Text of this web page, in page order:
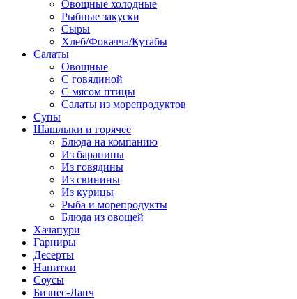
Овощные холодные
Рыбные закуски
Сыры
Хлеб/Фокачча/Кутабы
Салаты
Овощные
С говядиной
С мясом птицы
Салаты из морепродуктов
Супы
Шашлыки и горячее
Блюда на компанию
Из баранины
Из говядины
Из свинины
Из курицы
Рыба и морепродукты
Блюда из овощей
Хачапури
Гарниры
Десерты
Напитки
Соусы
Бизнес-Ланч